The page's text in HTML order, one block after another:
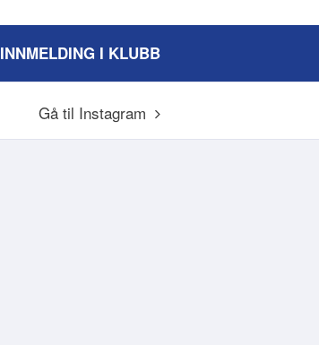
INNMELDING I KLUBB
Gå til Instagram